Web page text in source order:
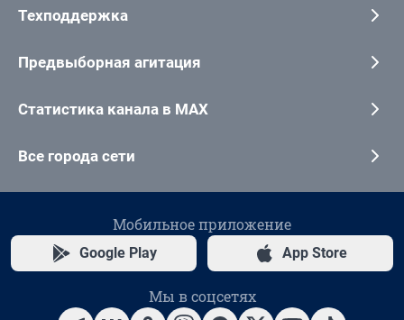
Техподдержка
Предвыборная агитация
Статистика канала в MAX
Все города сети
Мобильное приложение
Google Play App Store
Мы в соцсетях